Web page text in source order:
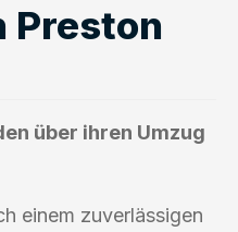
Preston
über ihren Umzug
einem zuverlässigen